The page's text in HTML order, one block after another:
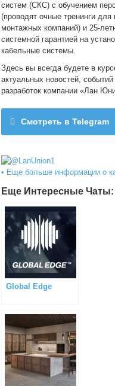
систем (СКС) с обучением
(проводят очные тренинги для
монтажных компаний) и 25-
системной гарантией на
кабельные системы.
Здесь вы всегда будете в
актуальных новостей, событий
разработок компании «Лан
Смотреть в Telegram
• Еще больше информации о
Еще Интересные Чаты:
Global Edge